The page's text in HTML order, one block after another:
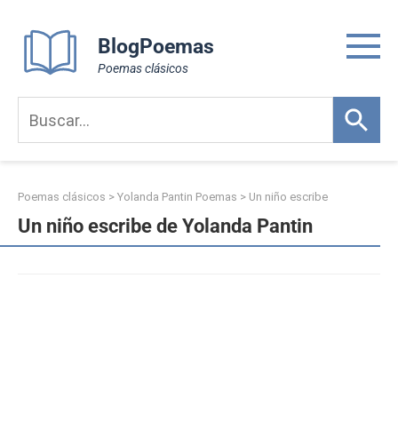
content
BlogPoemas
Poemas clásicos
Poemas clásicos > Yolanda Pantin Poemas > Un niño escribe
Un niño escribe de Yolanda Pantin